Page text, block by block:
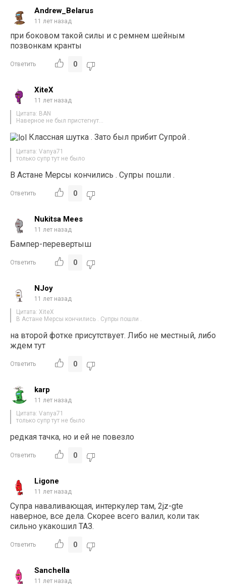
Andrew_Belarus
11 лет назад
при боковом такой силы и с ремнем шейным
позвонкам кранты
Ответить 0
XiteX
11 лет назад
Цитата: BAN
Наверное не был пристегнут…
Классная шутка . Зато был прибит Супрой .
Цитата: Vanya71
только супр тут не было
В Астане Мерсы кончились . Супры пошли .
Ответить 0
Nukitsa Mees
11 лет назад
Бампер-перевертыш
Ответить 0
NJoy
11 лет назад
Цитата: XiteX
В Астане Мерсы кончились . Супры пошли .
на второй фотке присутствует. Либо не местный, либо
ждем тут
Ответить 0
karp
11 лет назад
Цитата: Vanya71
только супр тут не было
редкая тачка, но и ей не повезло
Ответить 0
Ligone
11 лет назад
Супра наваливающая, интеркулер там, 2jz-gte
наверное, все дела. Скорее всего валил, коли так
сильно укакошил ТАЗ.
Ответить 0
Sanchella
11 лет назад